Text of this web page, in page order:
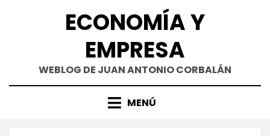
ECONOMÍA Y
EMPRESA
WEBLOG DE JUAN ANTONIO CORBALÁN
MENÚ